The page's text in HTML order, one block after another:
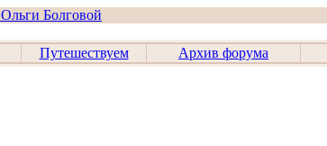
Путешествуем Архив форума